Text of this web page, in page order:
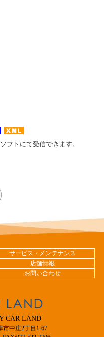
フトにて受信できます。
サービス・メンテナンス
店舗情報
お問い合わせ
CAR LAND
市中庄2丁目1-67